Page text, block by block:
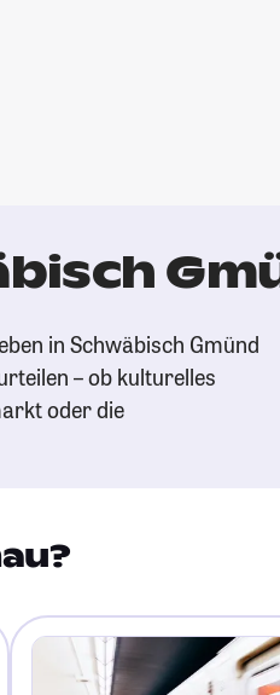
in Schwäbisch Gmünd
– ob kulturelles
oder die